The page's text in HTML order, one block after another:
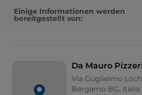
Einige Informationen werden
bereitgestellt von:
Da Mauro
Via Guglielmo
Bergamo BG, Italia